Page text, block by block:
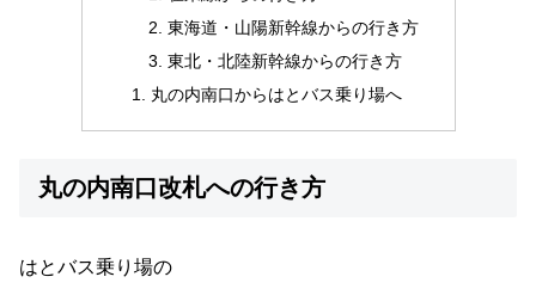
東海道・山陽新幹線からの行き方
東北・北陸新幹線からの行き方
丸の内南口からはとバス乗り場へ
丸の内南口改札への行き方
はとバス乗り場の